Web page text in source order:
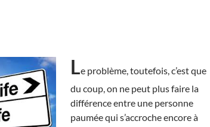
Le problème, toutefois, c’est que
du coup, on ne peut plus faire la
différence entre une personne
paumée qui s’accroche encore à